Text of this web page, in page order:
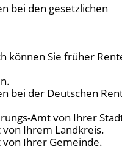
bei den gesetzlichen
können Sie früher
bei der Deutschen
Amt von Ihrer
Ihrem Landkreis.
Ihrer Gemeinde.